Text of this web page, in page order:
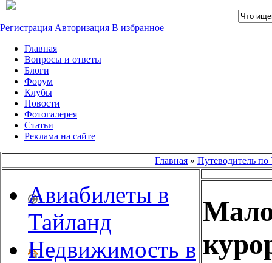
Регистрация Авторизация В избранное
Главная
Вопросы и ответы
Блоги
Форум
Клубы
Новости
Фотогалерея
Статьи
Реклама на сайте
Главная » Путеводитель по
Авиабилеты в
Тайланд
Недвижимость в